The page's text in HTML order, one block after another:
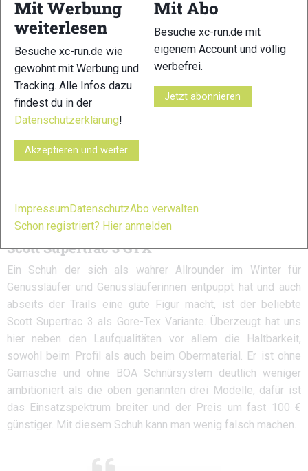
Scott Supertrac 3 GTX
Ein Schuh der sich als wahrer Allrounder im Winter für
Genussläufer und Genussläuferinnen entpuppt hat und auch
abseits der Trails eine gute Figur macht, ist der beliebte
Scott Supertrac 3 als Gore-Tex Variante. Überzeugt hat uns
hier neben den Laufqualitäten vor allem die Haltbarkeit,
sowohl beim Profil als auch beim Obermaterial. Er ist ohne
Gamasche und ohne BOA Schnürsystem deutlich weniger
ambitioniert als die oben genannten drei Modelle, dafür ist
das Einsatzspektrum breiter und der Preis um fast 100 €
günstiger. Mit diesem Schuh kann man wenig falsch machen.
Mit Werbung
weiterlesen
Besuche xc-run.de wie
gewohnt mit Werbung und
Tracking. Alle Infos dazu
findest du in der
Datenschutzerklärung!
Akzeptieren und weiter
Mit Abo
Besuche xc-run.de mit
eigenem Account und völlig
werbefrei.
Jetzt abonnieren
ImpressumDatenschutzAbo verwalten
Schon registriert? Hier anmelden